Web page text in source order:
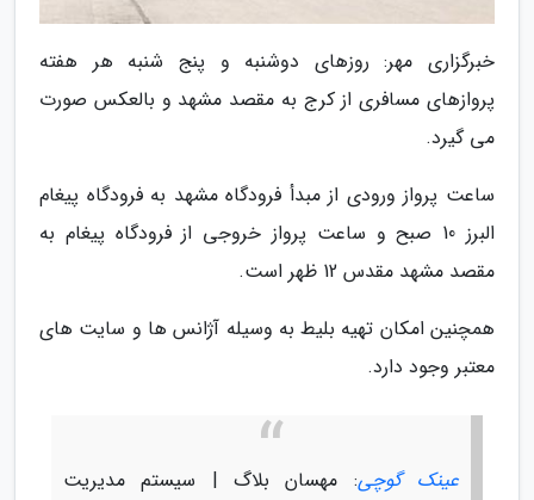
خبرگزاری مهر: روزهای دوشنبه و پنج شنبه هر هفته
پروازهای مسافری از کرج به مقصد مشهد و بالعکس صورت
می گیرد.
ساعت پرواز ورودی از مبدأ فرودگاه مشهد به فرودگاه پیغام
البرز 10 صبح و ساعت پرواز خروجی از فرودگاه پیغام به
مقصد مشهد مقدس 12 ظهر است.
همچنین امکان تهیه بلیط به وسیله آژانس ها و سایت های
معتبر وجود دارد.
عینک گوچی: مهسان بلاگ | سیستم مدیریت